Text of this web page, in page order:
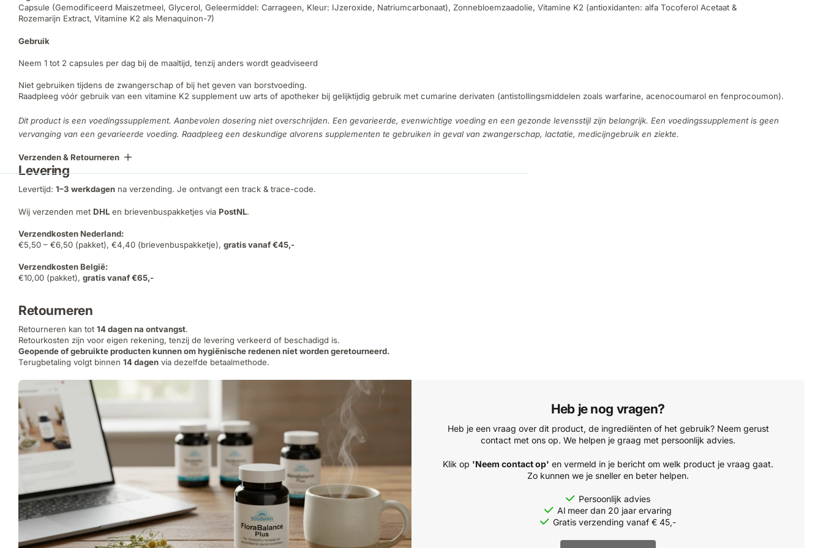
Capsule (Gemodificeerd Maiszetmeel, Glycerol, Geleermiddel: Carrageen, Kleur: IJzeroxide, Natriumcarbonaat), Zonnebloemzaadolie, Vitamine K2 (antioxidanten: alfa Tocoferol Acetaat &
Rozemarijn Extract, Vitamine K2 als Menaquinon-7)
Gebruik
Neem 1 tot 2 capsules per dag bij de maaltijd, tenzij anders wordt geadviseerd
Niet gebruiken tijdens de zwangerschap of bij het geven van borstvoeding.
Raadpleeg vóór gebruik van een vitamine K2 supplement uw arts of apotheker bij gelijktijdig gebruik met cumarine derivaten (antistollingsmiddelen zoals warfarine, acenocoumarol en fenprocoumon).
Dit product is een voedingssupplement. Aanbevolen dosering niet overschrijden. Een gevarieerde, evenwichtige voeding en een gezonde levensstijl zijn belangrijk. Een voedingssupplement is geen
vervanging van een gevarieerde voeding. Raadpleeg een deskundige alvorens supplementen te gebruiken in geval van zwangerschap, lactatie, medicijngebruik en ziekte.
Verzenden & Retourneren
Levering
Levertijd: 1–3 werkdagen na verzending. Je ontvangt een track & trace-code.
Wij verzenden met DHL en brievenbuspakketjes via PostNL.
Verzendkosten Nederland:
€5,50 – €6,50 (pakket), €4,40 (brievenbuspakketje), gratis vanaf €45,-
Verzendkosten België:
€10,00 (pakket), gratis vanaf €65,-
Retourneren
Retourneren kan tot 14 dagen na ontvangst.
Retourkosten zijn voor eigen rekening, tenzij de levering verkeerd of beschadigd is.
Geopende of gebruikte producten kunnen om hygiënische redenen niet worden geretourneerd.
Terugbetaling volgt binnen 14 dagen via dezelfde betaalmethode.
Heb je nog vragen?
Heb je een vraag over dit product, de ingrediënten of het gebruik? Neem gerust
contact met ons op. We helpen je graag met persoonlijk advies.
Klik op 'Neem contact op' en vermeld in je bericht om welk product je vraag gaat.
Zo kunnen we je sneller en beter helpen.
Persoonlijk advies
Al meer dan 20 jaar ervaring
Gratis verzending vanaf € 45,-